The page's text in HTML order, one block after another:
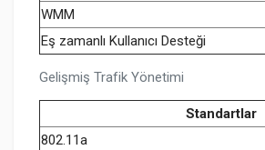
Gelişmiş Trafik Yönetimi
WMM
Eş zamanlı Kullanıcı Desteği
Standartlar
802.11a